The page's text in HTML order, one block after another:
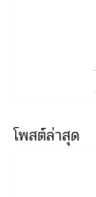
โพสต์ล่าสุด